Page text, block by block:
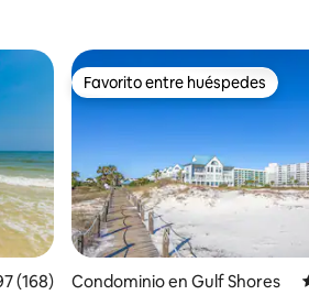
promedio: 4.97 de 5; 168
(168)
Favorito entre huéspedes
Favorito entre huéspedes
Condominio en Gulf Shores